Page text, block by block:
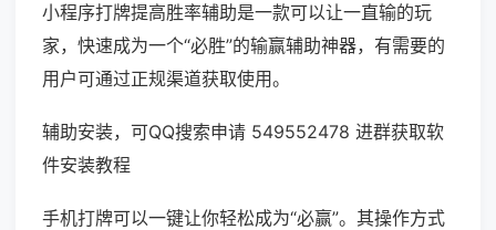
小程序打牌提高胜率辅助是一款可以让一直输的玩
家，快速成为一个“必胜”的输赢辅助神器，有需要的
用户可通过正规渠道获取使用。
辅助安装，可QQ搜索申请 549552478 进群获取软
件安装教程
手机打牌可以一键让你轻松成为“必赢”。其操作方式